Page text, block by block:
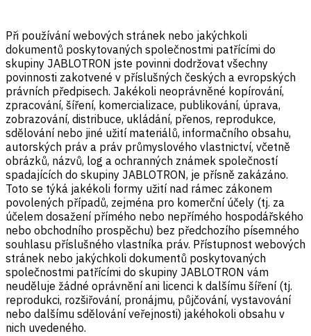
Při používání webových stránek nebo jakýchkoli
dokumentů poskytovaných společnostmi patřícími do
skupiny JABLOTRON jste povinni dodržovat všechny
povinnosti zakotvené v příslušných českých a evropských
právních předpisech. Jakékoli neoprávněné kopírování,
zpracování, šíření, komercializace, publikování, úprava,
zobrazování, distribuce, ukládání, přenos, reprodukce,
sdělování nebo jiné užití materiálů, informačního obsahu,
autorských práv a práv průmyslového vlastnictví, včetně
obrázků, názvů, log a ochranných známek společností
spadajících do skupiny JABLOTRON, je přísně zakázáno.
Toto se týká jakékoli formy užití nad rámec zákonem
povolených případů, zejména pro komerční účely (tj. za
účelem dosažení přímého nebo nepřímého hospodářského
nebo obchodního prospěchu) bez předchozího písemného
souhlasu příslušného vlastníka práv. Přístupnost webových
stránek nebo jakýchkoli dokumentů poskytovaných
společnostmi patřícími do skupiny JABLOTRON vám
neuděluje žádné oprávnění ani licenci k dalšímu šíření (tj.
reprodukci, rozšiřování, pronájmu, půjčování, vystavování
nebo dalšímu sdělování veřejnosti) jakéhokoli obsahu v
nich uvedeného.